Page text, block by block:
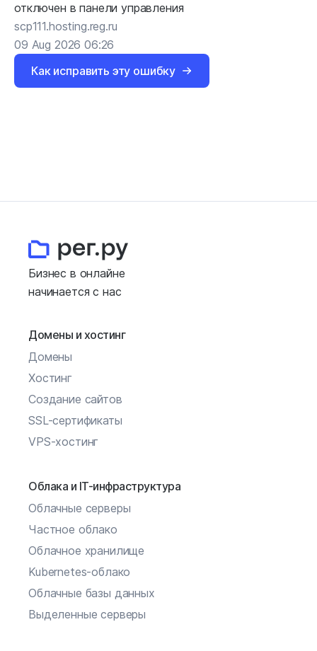
отключен в панели управления
scp111.hosting.reg.ru
09 Aug 2026 06:26
Как исправить эту ошибку
Бизнес в онлайне
начинается с нас
Домены и хостинг
Домены
Хостинг
Создание сайтов
SSL-сертификаты
VPS-хостинг
Облака и IT-инфраструктура
Облачные серверы
Частное облако
Облачное хранилище
Kubernetes-облако
Облачные базы данных
Выделенные серверы